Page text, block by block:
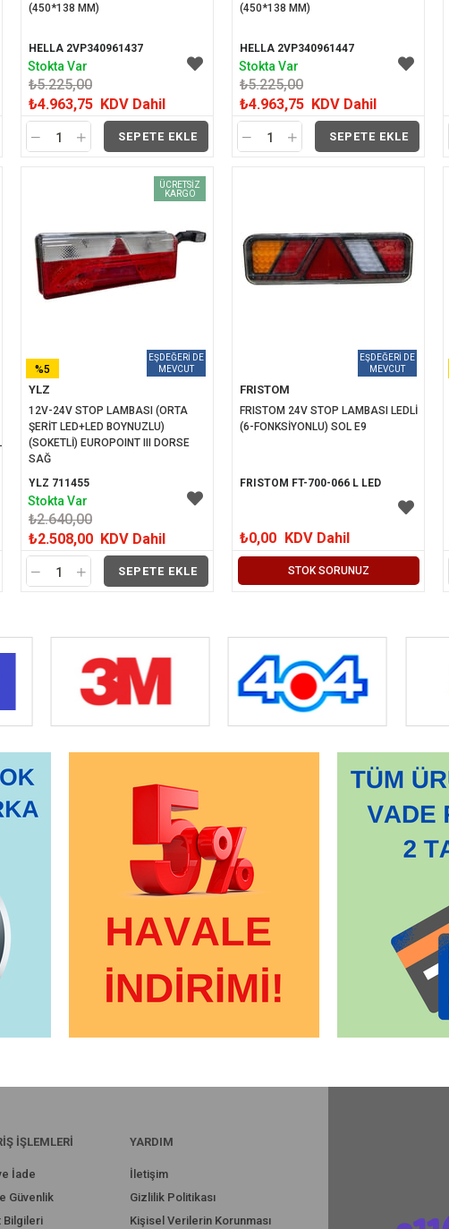
(450*138 MM)
HELLA 2VP340961437
₺5.225,00
₺4.963,75 KDV Dahil
SEPETE EKLE
Stokta Var
(450*138 MM)
HELLA 2VP340961447
₺5.225,00
₺4.963,75 KDV Dahil
SEPETE EKLE
Stokta Var
YLZ
12V-24V STOP LAMBASI (ORTA
ŞERİT LED+LED BOYNUZLU)
(SOKETLİ) EUROPOINT III DORSE
SAĞ
YLZ 711455
₺2.640,00
₺2.508,00 KDV Dahil
SEPETE EKLE
%5
İNDIRIM
ÜCRETSIZ
KARGO
Stokta Var
STOK SORUNUZ
FRISTOM
FRISTOM 24V STOP LAMBASI LEDLİ
(6-FONKSİYONLU) SOL E9
FRISTOM FT-700-066 L LED
₺0,00 KDV Dahil
İŞLEMLERİ
İade
Güvenlik
Bilgileri
YARDIM
İletişim
Gizlilik Politikası
Kişisel Verilerin Korunması